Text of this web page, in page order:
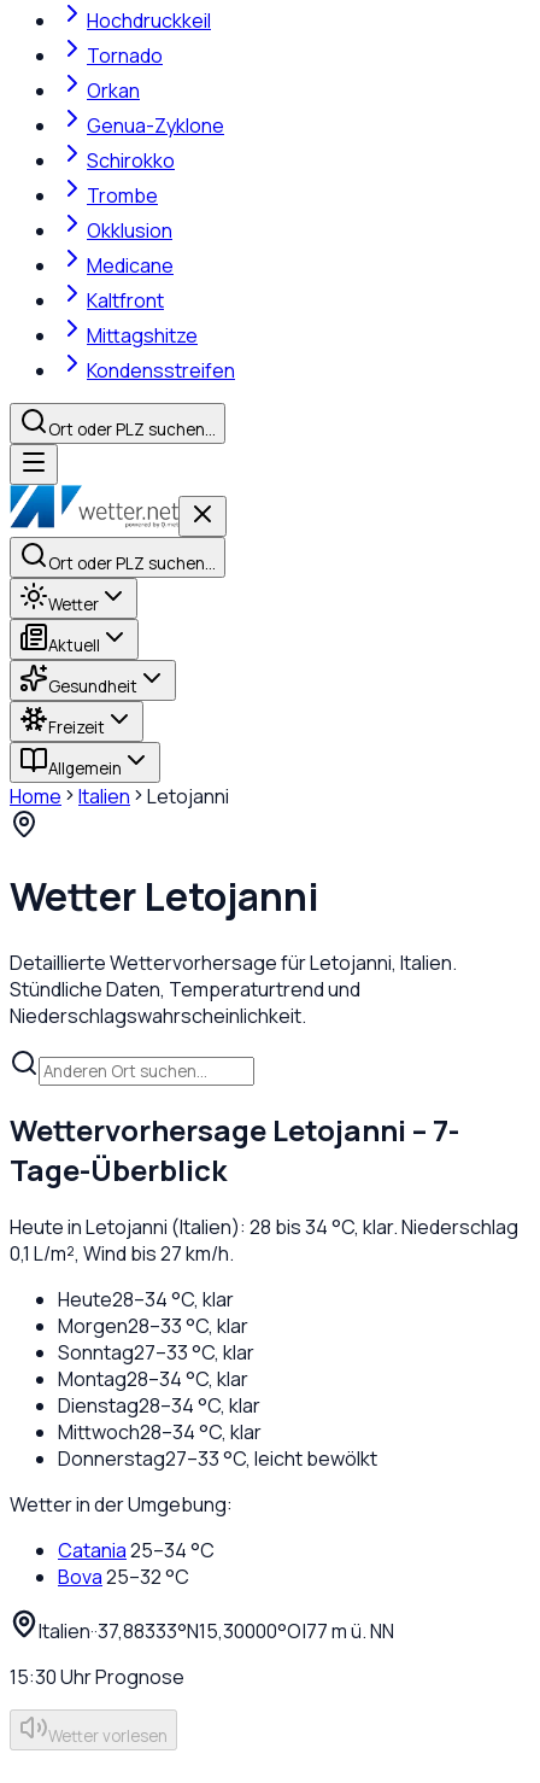
Hochdruckkeil
Tornado
Orkan
Genua-Zyklone
Schirokko
Trombe
Okklusion
Medicane
Kaltfront
Mittagshitze
Kondensstreifen
Ort oder PLZ suchen…
Ort oder PLZ suchen…
Wetter
Aktuell
Gesundheit
Freizeit
Allgemein
Home Italien Letojanni
Wetter Letojanni
Detaillierte Wettervorhersage fürLetojanni, Italien.
Stündliche Daten, Temperaturtrend und
Niederschlagswahrscheinlichkeit.
Wettervorhersage Letojanni – 7-
Tage-Überblick
Heute inLetojanni (Italien): 28 bis34°C, klar. Niederschlag
0,1 L/m², Wind bis27km/h.
Heute28–34°C, klar
Morgen28–33°C, klar
Sonntag27–33°C, klar
Montag28–34°C, klar
Dienstag28–34°C, klar
Mittwoch28–34°C, klar
Donnerstag27–33°C, leicht bewölkt
Wetter in der Umgebung:
Catania25–34°C
Bova25–32°C
Italien··37,88333°N15,30000°O|77m ü. NN
15:30UhrPrognose
Wetter vorlesen